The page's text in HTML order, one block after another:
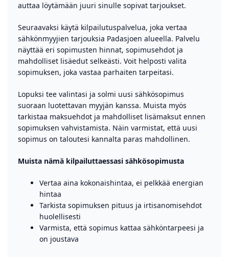
auttaa löytämään juuri sinulle sopivat tarjoukset.
Seuraavaksi käytä kilpailutuspalvelua, joka vertaa
sähkönmyyjien tarjouksia Padasjoen alueella. Palvelu
näyttää eri sopimusten hinnat, sopimusehdot ja
mahdolliset lisäedut selkeästi. Voit helposti valita
sopimuksen, joka vastaa parhaiten tarpeitasi.
Lopuksi tee valintasi ja solmi uusi sähkösopimus
suoraan luotettavan myyjän kanssa. Muista myös
tarkistaa maksuehdot ja mahdolliset lisämaksut ennen
sopimuksen vahvistamista. Näin varmistat, että uusi
sopimus on taloutesi kannalta paras mahdollinen.
Muista nämä kilpailuttaessasi sähkösopimusta
Vertaa aina kokonaishintaa, ei pelkkää energian
hintaa
Tarkista sopimuksen pituus ja irtisanomisehdot
huolellisesti
Varmista, että sopimus kattaa sähköntarpeesi ja
on joustava